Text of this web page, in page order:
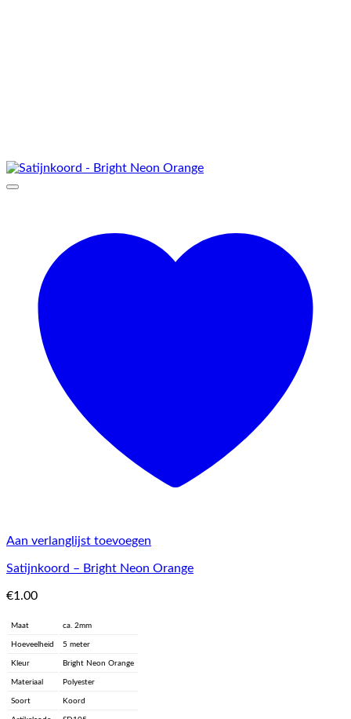
Aan verlanglijst toevoegen
Satijnkoord – Bright Neon Orange
€1.00
Maat ca. 2mm
Hoeveelheid 5 meter
Kleur Bright Neon Orange
Materiaal Polyester
Soort Koord